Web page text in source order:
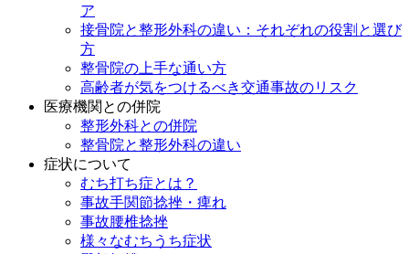
ア
接骨院と整形外科の違い：それぞれの役割と選び
方
整骨院の上手な通い方
高齢者が気をつけるべき交通事故のリスク
医療機関との併院
整形外科との併院
整骨院と整形外科の違い
症状について
むち打ち症とは？
事故手関節捻挫・痺れ
事故腰椎捻挫
様々なむちうち症状